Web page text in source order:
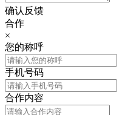
确认反馈
合作
×
您的称呼
手机号码
合作内容